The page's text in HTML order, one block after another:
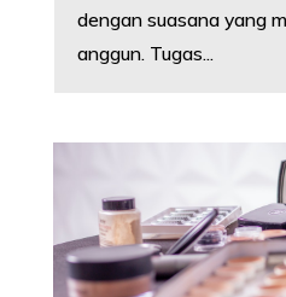
dengan suasana yang
anggun. Tugas...